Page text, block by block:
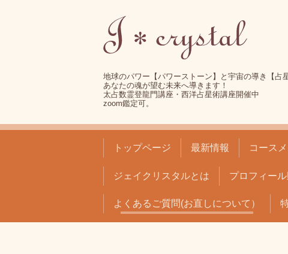
地球のパワー【パワーストーン】と宇宙の導き【占
あなたの魂が望む未来へ導きます！
太占数霊登龍門講座・西洋占星術講座開催中
zoom鑑定可。
トップページ 最新情報 コース
ジェイクリスタルとは プロフィー
よくあるご質問(お直しについて）